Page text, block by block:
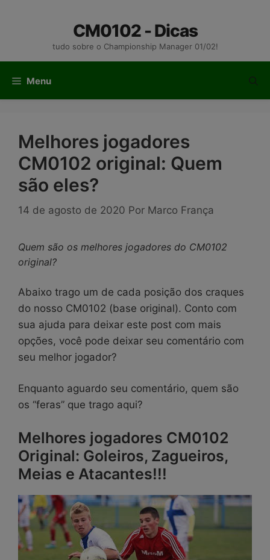
CM0102 - Dicas
tudo sobre o Championship Manager 01/02!
Menu
Melhores jogadores
CM0102 original: Quem
são eles?
14 de agosto de 2020 Por Marco França
Quem são os melhores jogadores do CM0102
original?
Abaixo trago um de cada posição dos craques
do nosso CM0102 (base original). Conto com
sua ajuda para deixar este post com mais
opções, você pode deixar seu comentário com
seu melhor jogador?
Enquanto aguardo seu comentário, quem são
os “feras” que trago aqui?
Melhores jogadores CM0102
Original: Goleiros, Zagueiros,
Meias e Atacantes!!!